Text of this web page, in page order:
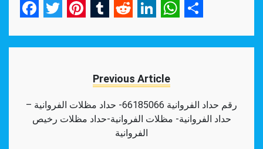
Previous Article
رقم حداد الفروانية 66185066- حداد مظلات الفروانية –
حداد الفروانية- مظلات الفروانية-حداد مظلات رخيص
الفروانية